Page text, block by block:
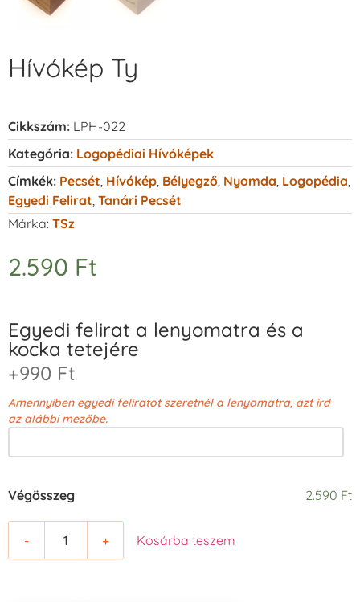
Hívókép Ty
Cikkszám: LPH-022
Kategória: Logopédiai Hívóképek
Címkék: Pecsét Hívókép Bélyegző Nyomda Logopédia
Egyedi Felirat Tanári Pecsét
Márka: TSz
2.590 Ft
Egyedi felirat a lenyomatra és a
kocka tetejére
+990 Ft
Amennyiben egyedi feliratot szeretnél a lenyomatra, azt írd
az alábbi mezőbe.
Végösszeg 2.590 Ft
- + Kosárba teszem